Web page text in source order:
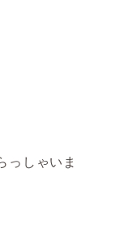
っしゃいま